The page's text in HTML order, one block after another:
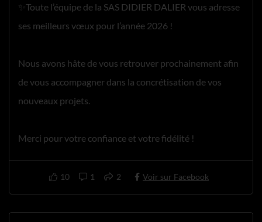
✨Toute l’équipe de la SAS DIDIER DALIER vous adresse
ses meilleurs vœux pour l’année 2026 !
Nous avons hâte de vous retrouver prochainement afin
de vous accompagner dans la concrétisation de vos
nouveaux projets.
Merci pour votre confiance et votre fidélité !
10 1 2 Voir sur Facebook